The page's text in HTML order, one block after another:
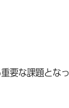
要な課題となっ